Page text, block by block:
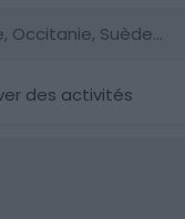
des activités